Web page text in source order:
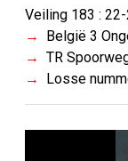
Veiling 183 :
België 3
TR
Losse